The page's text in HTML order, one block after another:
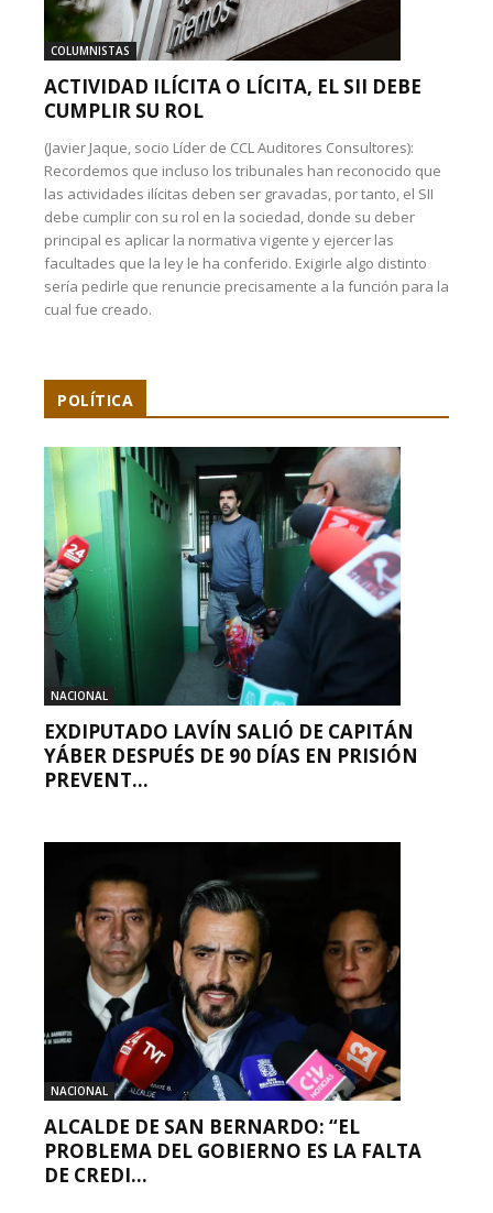
COLUMNISTAS
ACTIVIDAD ILÍCITA O LÍCITA, EL SII DEBE
CUMPLIR SU ROL
(Javier Jaque, socio Líder de CCL Auditores Consultores):
Recordemos que incluso los tribunales han reconocido que
las actividades ilícitas deben ser gravadas, por tanto, el SII
debe cumplir con su rol en la sociedad, donde su deber
principal es aplicar la normativa vigente y ejercer las
facultades que la ley le ha conferido. Exigirle algo distinto
sería pedirle que renuncie precisamente a la función para la
cual fue creado.
POLÍTICA
NACIONAL
EXDIPUTADO LAVÍN SALIÓ DE CAPITÁN
YÁBER DESPUÉS DE 90 DÍAS EN PRISIÓN
PREVENT...
NACIONAL
ALCALDE DE SAN BERNARDO: “EL
PROBLEMA DEL GOBIERNO ES LA FALTA
DE CREDI...